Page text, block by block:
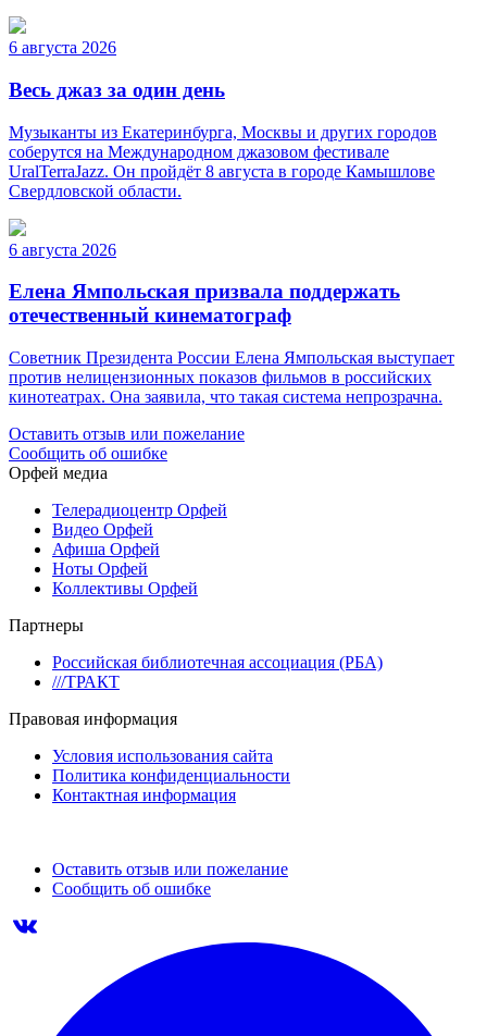
6 августа 2026
Весь джаз за один день
Музыканты из Екатеринбурга, Москвы и других городов
соберутся на Международном джазовом фестивале
UralTerraJazz. Он пройдёт 8 августа в городе Камышлове
Свердловской области.
6 августа 2026
Елена Ямпольская призвала поддержать
отечественный кинематограф
Советник Президента России Елена Ямпольская выступает
против нелицензионных показов фильмов в российских
кинотеатрах. Она заявила, что такая система непрозрачна.
Оставить отзыв или пожелание
Сообщить об ошибке
Орфей медиа
Телерадиоцентр Орфей
Видео Орфей
Афиша Орфей
Ноты Орфей
Коллективы Орфей
Партнеры
Российская библиотечная ассоциация (РБА)
///ТРАКТ
Правовая информация
Условия использования сайта
Политика конфиденциальности
Контактная информация
Оставить отзыв или пожелание
Сообщить об ошибке